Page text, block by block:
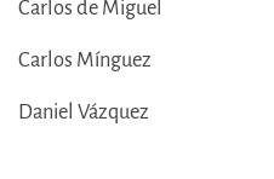
Carlos de Miguel
Carlos Mínguez
Daniel Vázquez